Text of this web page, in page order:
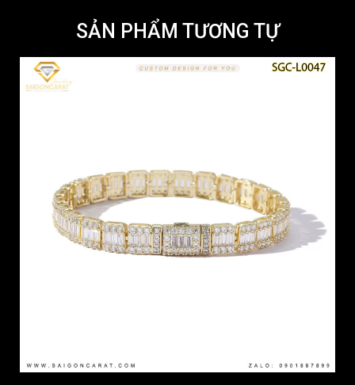
SẢN PHẨM TƯƠNG TỰ